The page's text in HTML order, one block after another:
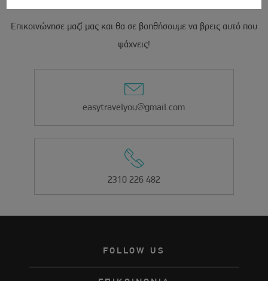
Επικοινώνησε μαζί μας και θα σε βοηθήσουμε να βρεις αυτό που
ψάχνεις!
easytravelyou@gmail.com
2310 226 482
FOLLOW US